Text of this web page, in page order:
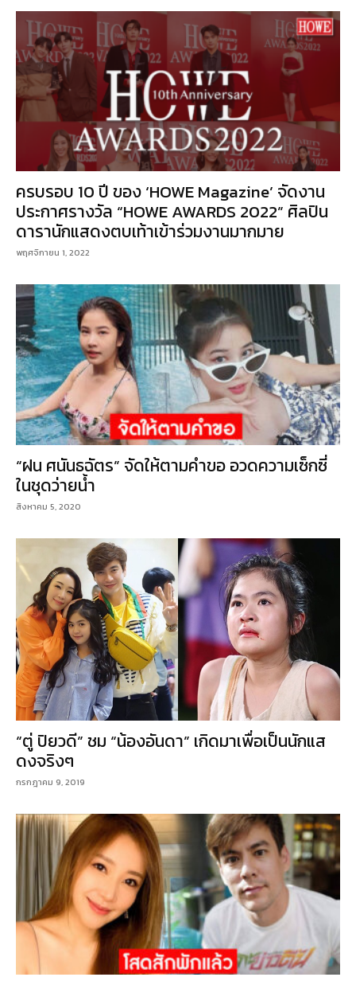
ครบรอบ 10 ปี ของ ‘HOWE Magazine’ จัดงาน
ประกาศรางวัล “HOWE AWARDS 2022” ศิลปิน
ดารานักแสดงตบเท้าเข้าร่วมงานมากมาย
พฤศจิกายน 1, 2022
“ฝน ศนันธฉัตร” จัดให้ตามคำขอ อวดความเซ็กซี่
ในชุดว่ายน้ำ
สิงหาคม 5, 2020
“ตู่ ปิยวดี” ชม “น้องอันดา” เกิดมาเพื่อเป็นนักแส
ดงจริงๆ
กรกฎาคม 9, 2019